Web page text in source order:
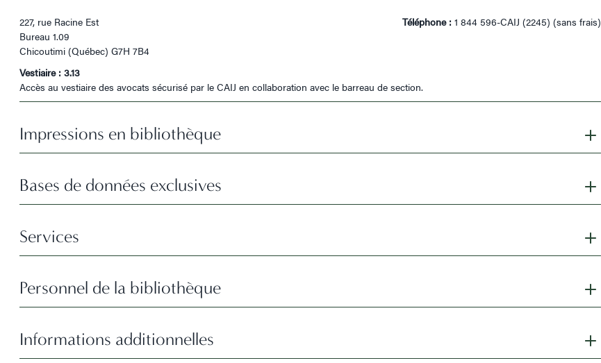
227, rue Racine Est
Bureau 1.09
Chicoutimi (Québec) G7H 7B4
Téléphone :1 844 596-CAIJ (2245) (sans frais)
Vestiaire : 3.13
Accès au vestiaire des avocats sécurisé par le CAIJ en collaboration avec le barreau de section.
Impressions en bibliothèque
Bases de données exclusives
Services
Personnel de la bibliothèque
Informations additionnelles